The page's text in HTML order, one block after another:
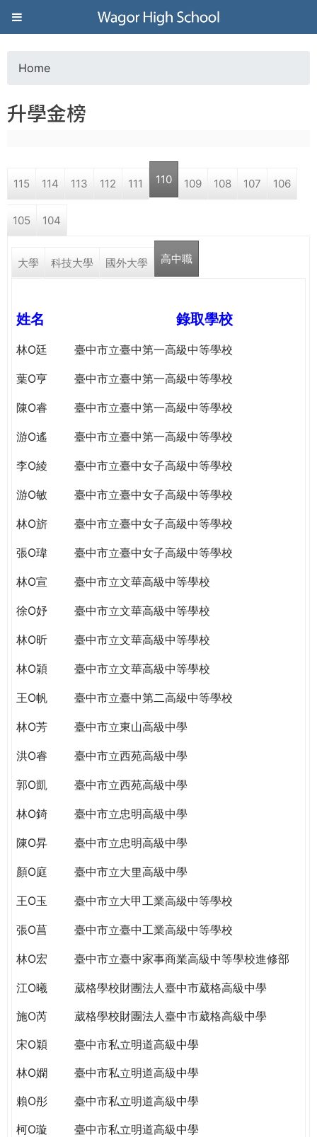
Jump to navigation
葳
格
高
學
民。
WAGOR
TODAY
THE
TOMORROW
YOU
ON
PATH
GLOBAL
CITIZENSHIP
o
a
r
e
e
e
Home
升學金榜
115 114 113 112 111 110 109 108 107 106
105 104
大學 科技大學 國外大學 高中職
姓名 錄取學校
林O廷 臺中市立臺中第一高級中等學校
葉O亨 臺中市立臺中第一高級中等學校
陳O睿 臺中市立臺中第一高級中等學校
游O遙 臺中市立臺中第一高級中等學校
李O綾 臺中市立臺中女子高級中等學校
游O敏 臺中市立臺中女子高級中等學校
林O旂 臺中市立臺中女子高級中等學校
張O瑋 臺中市立臺中女子高級中等學校
林O宣 臺中市立文華高級中等學校
徐O妤 臺中市立文華高級中等學校
林O昕 臺中市立文華高級中等學校
林O穎 臺中市立文華高級中等學校
王O帆 臺中市立臺中第二高級中等學校
林O芳 臺中市立東山高級中學
洪O睿 臺中市立西苑高級中學
郭O凱 臺中市立西苑高級中學
林O錡 臺中市立忠明高級中學
陳O昇 臺中市立忠明高級中學
顏O庭 臺中市立大里高級中學
王O玉 臺中市立大甲工業高級中等學校
張O菖 臺中市立臺中工業高級中等學校
林O宏 臺中市立臺中家事商業高級中等學校進修部
江O曦
葳格學校財團法人臺中市葳格高級中學
施O芮
葳格學校財團法人臺中市葳格高級中學
宋O穎
臺中市私立明道高級中學
林O嫻
臺中市私立明道高級中學
賴O彤
臺中市私立明道高級中學
柯O璇
臺中市私立明道高級中學